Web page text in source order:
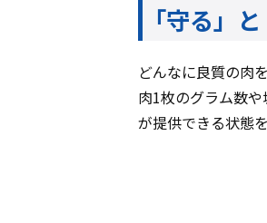
「守る」
どんなに良質の肉
肉1枚のグラム数
が提供できる状態